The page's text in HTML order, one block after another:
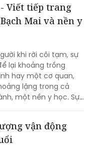
Viết tiếp trang
Mai và nền y
khi rời cõi tạm, sự
lại khoảng trống
hay một cơ quan,
lặng trong cả
một nền y học. Sự
vậy. vận động